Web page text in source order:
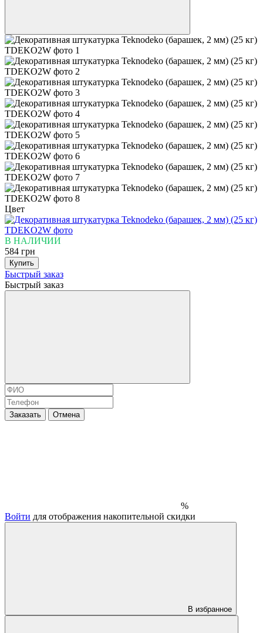
Цвет
В НАЛИЧИИ
584 грн
Купить
Быстрый заказ
Быстрый заказ
Заказать Отмена
%
Войти для отображения накопительной скидки
В избранное